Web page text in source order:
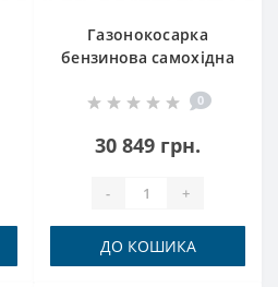
Газонокосарка
бензинова самохідна
0
30 849 грн.
- +
ДО КОШИКА